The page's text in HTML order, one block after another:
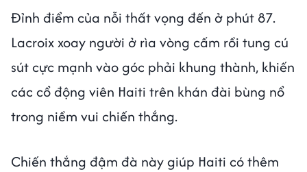
Đỉnh điểm của nỗi thất vọng đến ở phút 87.
Lacroix xoay người ở rìa vòng cấm rồi tung cú
sút cực mạnh vào góc phải khung thành, khiến
các cổ động viên Haiti trên khán đài bùng nổ
trong niềm vui chiến thắng.
Chiến thắng đậm đà này giúp Haiti có thêm